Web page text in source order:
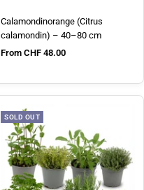
Calamondinorange (Citrus
calamondin) – 40–80 cm
Sale price
From CHF 48.00
SOLD OUT